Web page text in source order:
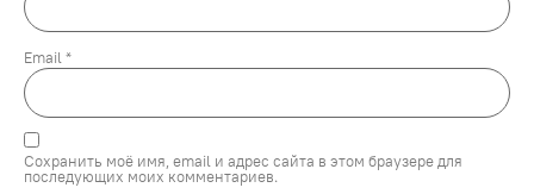
Email *
Сохранить моё имя, email и адрес сайта в этом браузере для
последующих моих комментариев.